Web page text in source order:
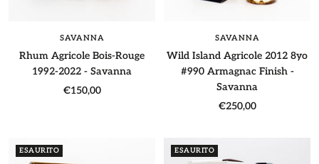
SAVANNA
Rhum Agricole Bois-Rouge
1992-2022 - Savanna
Prezzo
€150,00
SAVANNA
Wild Island Agricole 2012 8yo
#990 Armagnac Finish -
Savanna
Prezzo
€250,00
ESAURITO ESAURITO